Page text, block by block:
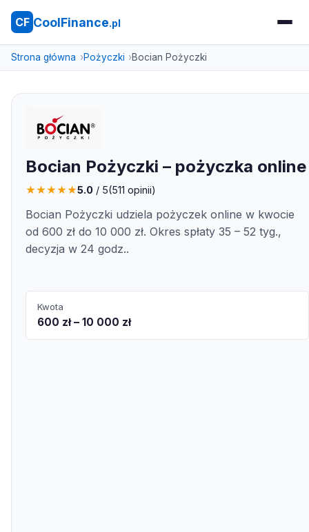
CF CoolFinance.pl
Strona główna Pożyczki Bocian Pożyczki
Bocian Pożyczki – pożyczka online
★★★★★5.0 / 5(511 opinii)
Bocian Pożyczki udziela pożyczek online w kwocie
od 600 zł do 10 000 zł. Okres spłaty 35 – 52 tyg.,
decyzja w 24 godz..
Kwota
600 zł – 10 000 zł